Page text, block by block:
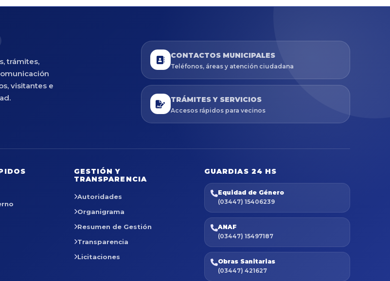
trámites,
visitantes e
CONTACTOS MUNICIPALES
Teléfonos, áreas y atención ciudadana
TRÁMITES Y SERVICIOS
Accesos rápidos para vecinos
GESTIÓN Y
TRANSPARENCIA
Autoridades
Organigrama
Resumen de Gestión
Transparencia
Licitaciones
GUARDIAS 24 HS
Equidad de Género
(03447) 15406239
ANAF
(03447) 15497187
Obras Sanitarias
(03447) 421627